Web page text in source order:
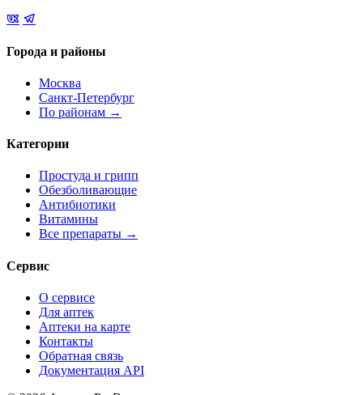
Города и районы
Москва
Санкт-Петербург
По районам →
Категории
Простуда и грипп
Обезболивающие
Антибиотики
Витамины
Все препараты →
Сервис
О сервисе
Для аптек
Аптеки на карте
Контакты
Обратная связь
Документация API